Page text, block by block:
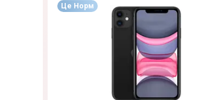
Це Норм